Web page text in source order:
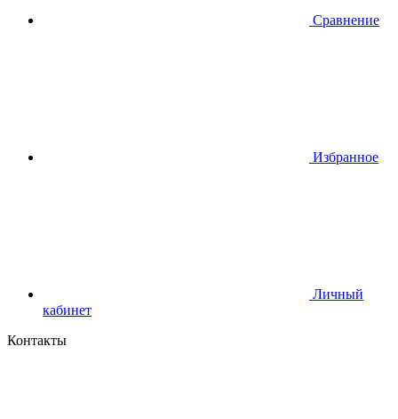
Сравнение
Избранное
Личный
кабинет
Контакты